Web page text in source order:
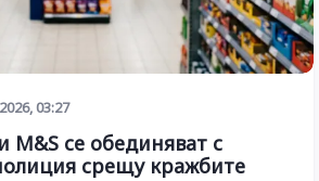
03:27
M&S се обединяват с
срещу кражбите